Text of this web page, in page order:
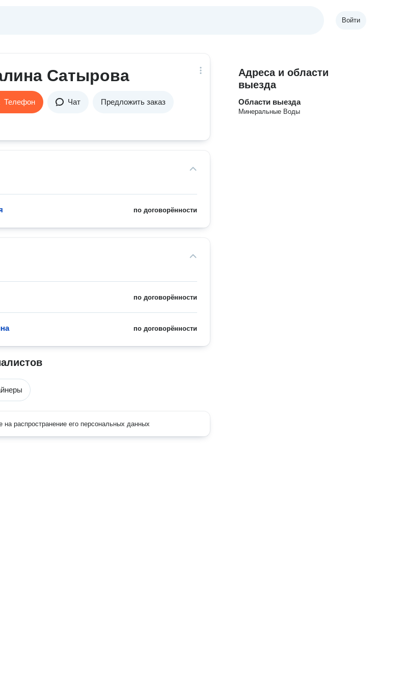
Войти
Сатырова
Телефон Чат Предложить заказ
по договорённости
по договорённости
по договорённости
на распространение его персональных данных
Адреса и области
выезда
Области выезда
Минеральные Воды